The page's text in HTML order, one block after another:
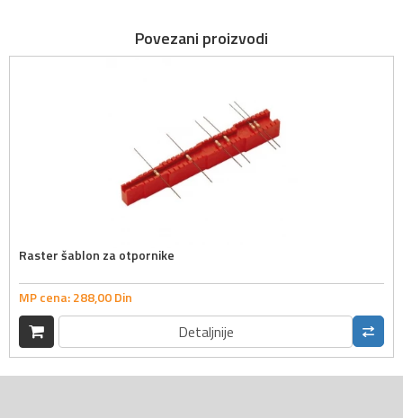
Povezani proizvodi
Raster šablon za otpornike
MP cena:288,00Din
Detaljnije